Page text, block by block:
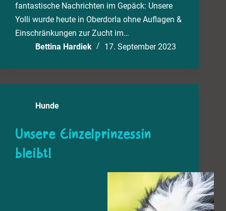
fantastische Nachrichten im Gepäck: Unsere
Yolli wurde heute in Oberdorla ohne Auflagen &
Einschränkungen zur Zucht im…
Bettina Hardiek
17. September 2023
Hunde
Unsere Einzelprinzessin
bleibt!